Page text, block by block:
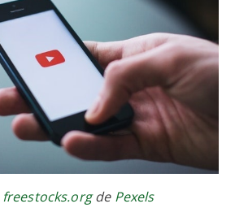
freestocks.orgde Pexels